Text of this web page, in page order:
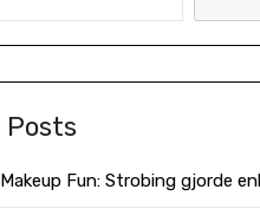
Posts
Makeup Fun: Strobing gjorde